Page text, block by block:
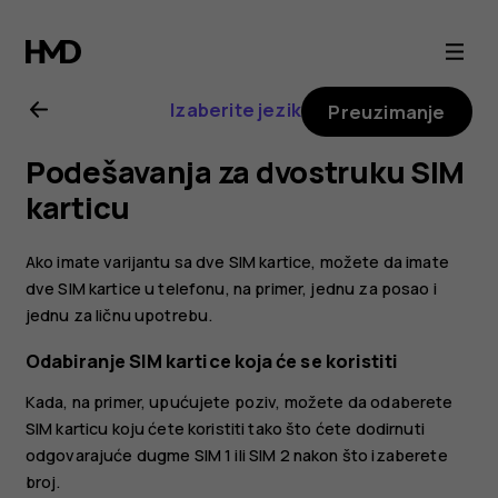
Nokia
6.2
uputstvo
za
korisnika
Izaberite jezik Preuzimanje
Podešavanja za dvostruku SIM
karticu
Ako imate varijantu sa dve SIM kartice, možete da imate
dve SIM kartice u telefonu, na primer, jednu za posao i
jednu za ličnu upotrebu.
Odabiranje SIM kartice koja će se koristiti
Kada, na primer, upućujete poziv, možete da odaberete
SIM karticu koju ćete koristiti tako što ćete dodirnuti
odgovarajuće dugme SIM 1 ili SIM 2 nakon što izaberete
broj.